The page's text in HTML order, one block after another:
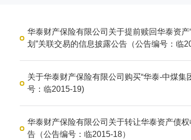
华泰财产保险有限公司关于提前赎回华泰资
划”关联交易的信息披露公告（公告编号：临
关于华泰财产保险有限公司购买“华泰-中煤
号：临2015-19)
华泰财产保险有限公司关于转让华泰资产债
告（公告编号：临2015-18）